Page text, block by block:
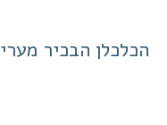
הכלכלן הבכיר